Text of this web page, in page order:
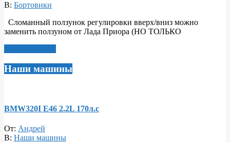
В: Бортовики
Сломанный ползунок регулировки вверх/вниз можно
заменить ползуном от Лада Приора (НО ТОЛЬКО
Наши машины
BMW320I E46 2.2L 170л.c
От: Андрей
В: Наши машины